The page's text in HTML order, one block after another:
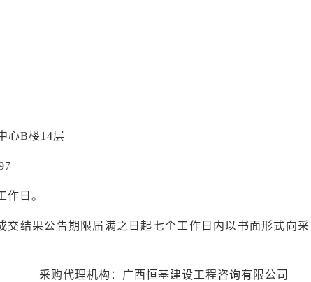
心B楼14层
日。
结果公告期限届满之日起七个工作日内以书面形式向采
采购代理机构：广西恒基建设工程咨询有限公司